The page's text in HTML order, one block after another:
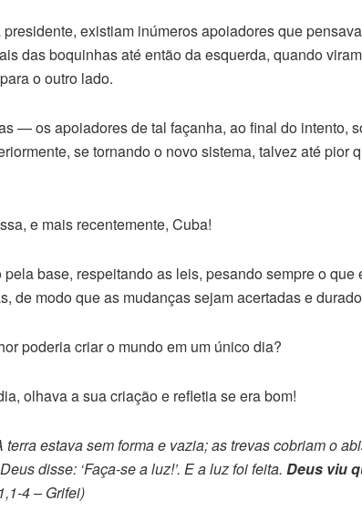
existiam inúmeros apoiadores que
das boquinhas até então da esquerda, quando
o outro lado.
— os apoiadores de tal façanha, ao final do intento,
se tornando o novo sistema, talvez até pior
e mais recentemente, Cuba!
base, respeitando as leis, pesando sempre o que
de modo que as mudanças sejam acertadas e
poderia criar o mundo em um único dia?
olhava a sua criação e refletia se era bom!
estava sem forma e vazia; as trevas cobriam o
disse: ‘Faça-se a luz!’. E a luz foi feita. Deus viu
4 – Grifei)